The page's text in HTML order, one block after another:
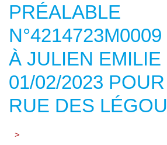
PRÉALABLE
À JULIEN EMILIE
01/02/2023
RUE DES
>